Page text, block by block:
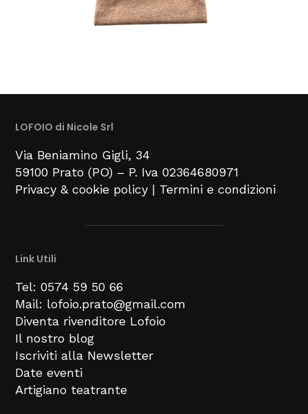
LOFOIO di Nicole Srl
Via Beniamino Gigli, 34
59100 Prato (PO) – P. Iva 02364680971
Privacy & cookie policy | Termini e condizioni
Link Utili
Tel: 0574 59 50 66
Mail: lofoio.prato@gmail.com
Diventa rivenditore Lofoio
Il nostro blog
Iscriviti alla Newsletter
Date eventi
Artigiano teatrante